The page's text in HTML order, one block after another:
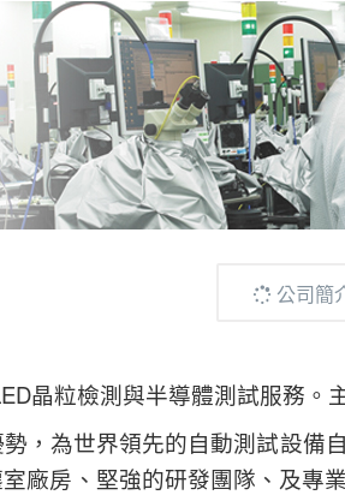
公司簡
晶粒檢測與半導體測試服務
，為世界領先的自動測試設
廠房、堅強的研發團隊、及